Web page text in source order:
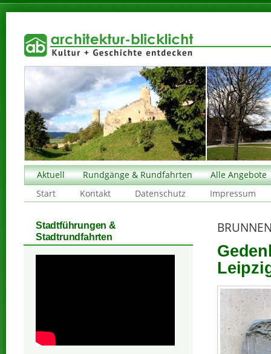
Aktuell Rundgänge & Rundfahrten
Alle Angebote
Start
Kontakt Datenschutz Impressum
Stadtführungen &
Stadtrundfahrten